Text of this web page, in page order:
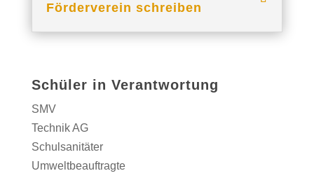
Förderverein schreiben
Schüler in Verantwortung
SMV
Technik AG
Schulsanitäter
Umweltbeauftragte